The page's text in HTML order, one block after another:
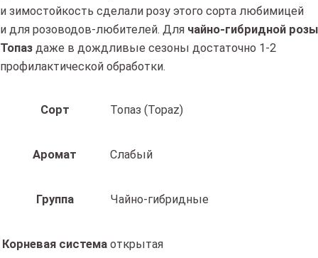
и зимостойкость сделали розу этого сорта любимицей
и для розоводов-любителей. Для чайно-гибридной розы
Топаз даже в дождливые сезоны достаточно 1-2
профилактической обработки.
Сорт Топаз (Topaz)
Аромат Слабый
Группа Чайно-гибридные
Корневая система открытая